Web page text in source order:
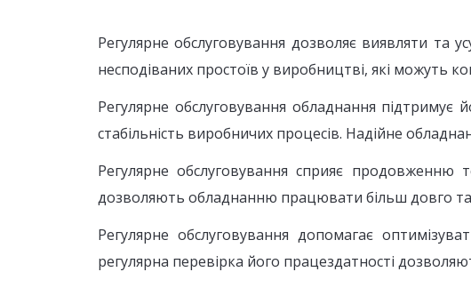
Регулярне обслуговування дозволяє виявляти та
несподіваних простоїв у виробництві, які можуть
Регулярне обслуговування обладнання
стабільність виробничих процесів. Надійне
Регулярне обслуговування сприяє продовженню
дозволяють обладнанню працювати більш довго та
Регулярне обслуговування допомагає
регулярна перевірка його працездатності